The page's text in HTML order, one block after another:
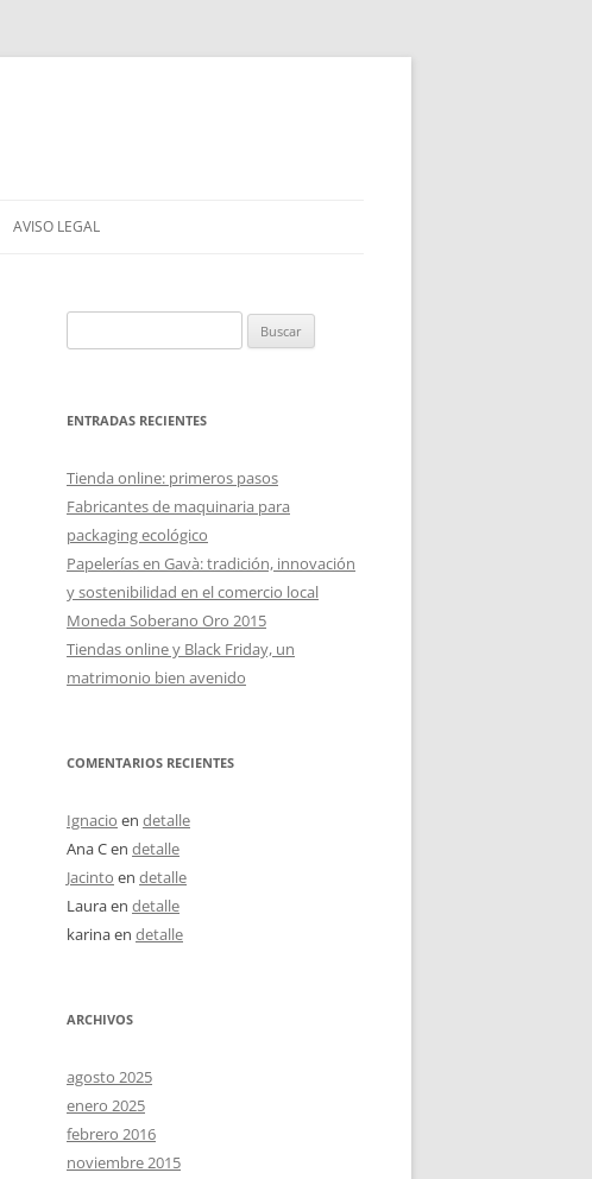
AVISO LEGAL
ENTRADAS RECIENTES
Tienda online: primeros pasos
Fabricantes de maquinaria para
packaging ecológico
Papelerías en Gavà: tradición, innovación
y sostenibilidad en el comercio local
Moneda Soberano Oro 2015
Tiendas online y Black Friday, un
matrimonio bien avenido
COMENTARIOS RECIENTES
Ignacio en detalle
Ana Cen detalle
Jacinto en detalle
Lauraen detalle
karinaen detalle
ARCHIVOS
agosto 2025
enero 2025
febrero 2016
noviembre 2015